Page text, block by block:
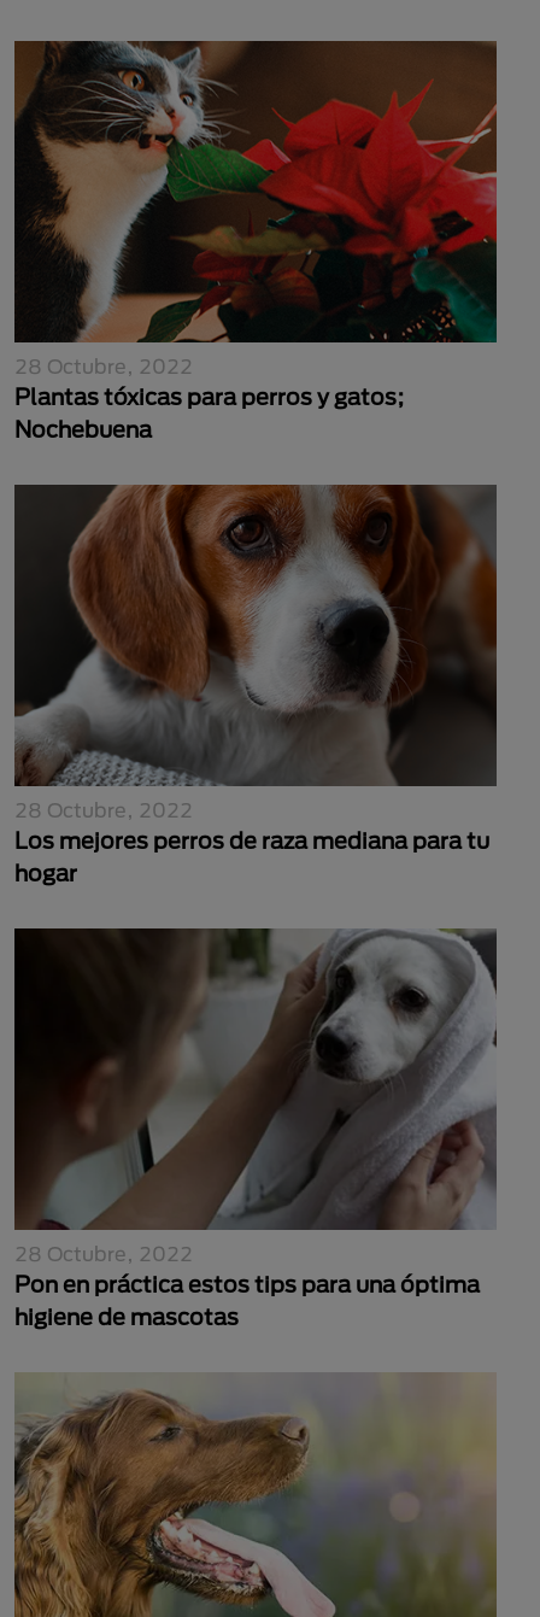
28 Octubre, 2022
Plantas tóxicas para perros y gatos;
Nochebuena
28 Octubre, 2022
Los mejores perros de raza mediana para tu
hogar
28 Octubre, 2022
Pon en práctica estos tips para una óptima
higiene de mascotas